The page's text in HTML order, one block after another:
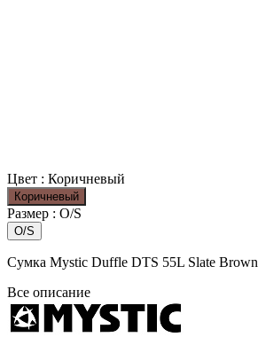
Цвет : Коричневый
Коричневый
Размер : O/S
O/S
Сумка Mystic Duffle DTS 55L Slate Brown
Все описание